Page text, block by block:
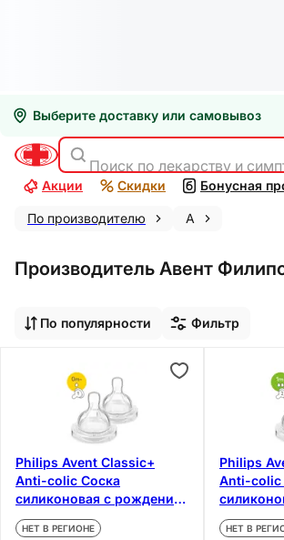
Выберите доставку или самовывоз
Поиск по лекарству и
Акции Скидки Бонусная
По производителю А
Производитель Авент
По популярности Фильтр
Philips Avent Classic+
Anti-colic Соска
силиконовая с рождения
2 шт
НЕТ В РЕГИОНЕ
Philips
Anti-colic
поток с 1
НЕТ В